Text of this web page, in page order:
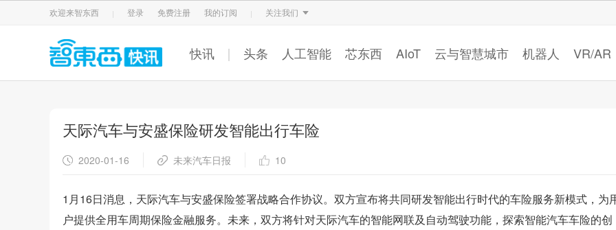
欢迎来智东西 登录 免费注册 我的订阅 关注我们
智东西 车东西 芯东西 智猩猩
快讯 头条 人工智能 芯东西 AIoT 云与智慧城市 机器人 VR/AR
天际汽车与安盛保险研发智能出行车险
2020-01-16 未来汽车日报 10
1月16日消息，天际汽车与安盛保险签署战略合作协议。双方宣布将共同研发智能出行时代的车险服务新模式，为
户提供全用车周期保险金融服务。未来，双方将针对天际汽车的智能网联及自动驾驶功能，探索智能汽车车险的创